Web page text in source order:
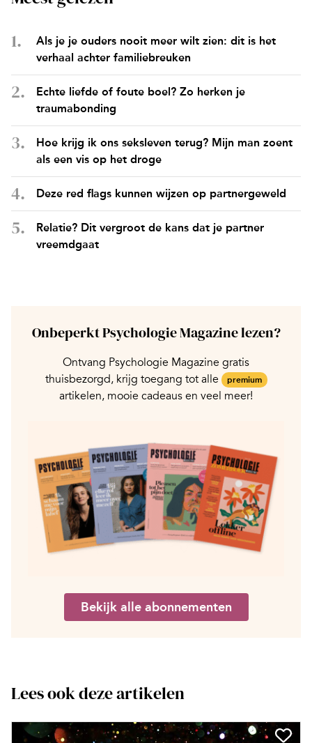
Als je je ouders nooit meer wilt zien: dit is het
verhaal achter familiebreuken
Echte liefde of foute boel? Zo herken je
traumabonding
Hoe krijg ik ons seksleven terug? Mijn man zoent
als een vis op het droge
Deze red flags kunnen wijzen op partnergeweld
Relatie? Dit vergroot de kans dat je partner
vreemdgaat
Onbeperkt Psychologie Magazine lezen?
Ontvang Psychologie Magazine gratis
thuisbezorgd, krijg toegang tot alle
premium
artikelen, mooie cadeaus en veel meer!
Bekijk alle abonnementen
Lees ook deze artikelen